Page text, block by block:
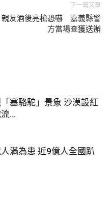
下一篇文章
親友酒後亮槍恐嚇 嘉義縣警
方當場查獲送辦
塞駱駝」景象 沙漠設紅
...
滿為患 近9億人全國趴